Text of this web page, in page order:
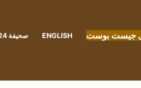
جيست بوست ENGLISH صحيفة 24 لمعلوماتك